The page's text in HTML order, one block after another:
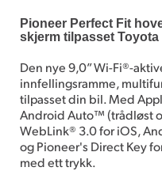
Pioneer Perfect Fit
skjerm tilpasset Toyota
Den nye 9,0” Wi-Fi®-
innfellingsramme,
tilpasset din bil. Med
Android Auto™ (trådløst
WebLink® 3.0 for iOS,
og Pioneer's Direct Key
med ett trykk.